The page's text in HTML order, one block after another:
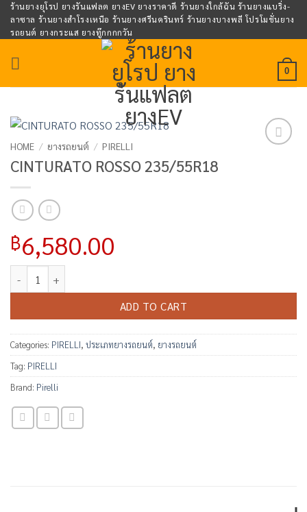
Skip
content
ร้านยางยุโรป ยางรันแฟลต ยางEV ยางราคาดี ร้านยางใกล้ฉัน ร้านยางแบริ่ง-
ลาซาล ร้านยางสำโรงเหนือ ร้านยางศรีนครินทร์ ร้านยางบางพลี โปรโมชั่นยาง
รถยนต์ ยางกระแส ยางทู๊กกกกวัน
0
HOME / ยางรถยนต์ / PIRELLI
CINTURATO ROSSO 235/55R18
฿6,580.00
ADD TO CART
Categories: PIRELLI, ประเภทยางรถยนต์, ยางรถยนต์
Tag: PIRELLI
Brand: Pirelli